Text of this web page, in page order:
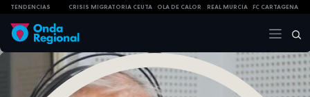
TENDENCIAS CRISIS MIGRATORIA CEUTA OLA DE CALOR REAL MURCIA FC CARTAGENA